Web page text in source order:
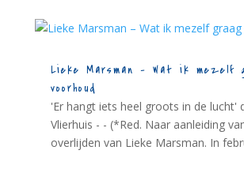
Lieke Marsman – Wat ik mezelf
voorhoud
'Er hangt iets heel groots in de lucht'
Vlierhuis - - (*Red. Naar aanleiding
overlijden van Lieke Marsman. In